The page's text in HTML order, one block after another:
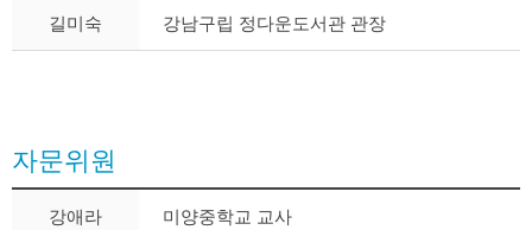
길미숙 강남구립 정다운도서관 관장
자문위원
강애라 미양중학교 교사